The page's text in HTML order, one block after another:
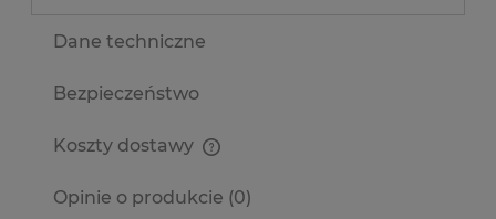
Dane techniczne
Bezpieczeństwo
Koszty dostawy
Opinie o produkcie (0)